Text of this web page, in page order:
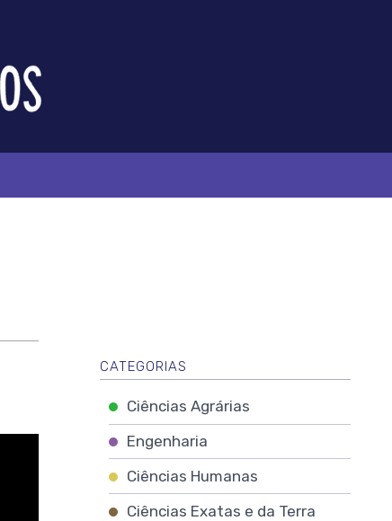
CATEGORIAS
Ciências Agrárias
Engenharia
Ciências Humanas
Ciências Exatas e da Terra